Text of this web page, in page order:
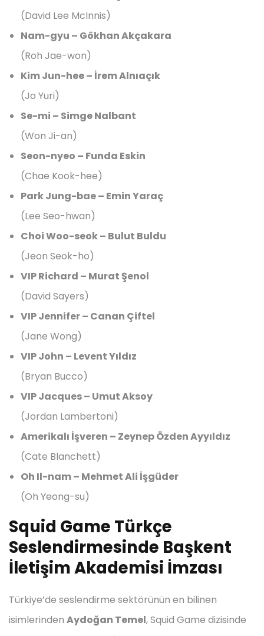
(David Lee McInnis)
Nam-gyu – Gökhan Akçakara
(Roh Jae-won)
Kim Jun-hee – İrem Alnıaçık
(Jo Yuri)
Se-mi – Simge Nalbant
(Won Ji-an)
Seon-nyeo – Funda Eskin
(Chae Kook-hee)
Park Jung-bae – Emin Yaraç
(Lee Seo-hwan)
Choi Woo-seok – Bulut Buldu
(Jeon Seok-ho)
VIP Richard – Murat Şenol
(David Sayers)
VIP Jennifer – Canan Çiftel
(Jane Wong)
VIP John – Levent Yıldız
(Bryan Bucco)
VIP Jacques – Umut Aksoy
(Jordan Lambertoni)
Amerikalı İşveren – Zeynep Özden Ayyıldız
(Cate Blanchett)
Oh Il-nam – Mehmet Ali İşgüder
(Oh Yeong-su)
Squid Game Türkçe
Seslendirmesinde Başkent
İletişim Akademisi İmzası
Türkiye’de seslendirme sektörünün en bilinen
isimlerinden Aydoğan Temel, Squid Game dizisinde